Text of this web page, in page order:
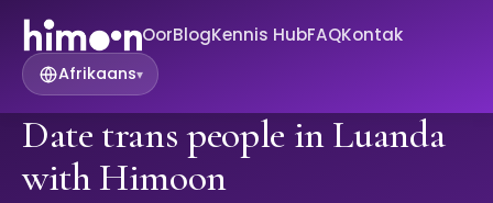
OorBlogKennis HubFAQKontak
Afrikaans▾
Date trans people in Luanda
with Himoon